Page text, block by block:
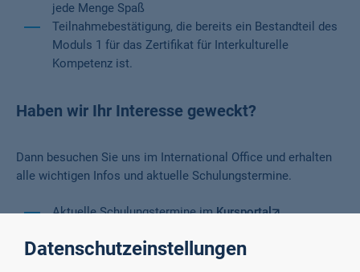
jede Menge Spaß
Teilnahmebestätigung, die bereits ein Bestandteil des
Moduls 1 für das Zertifikat für Interkulturelle
Kompetenz ist.
Haben wir Ihr Interesse geweckt?
Dann besuchen Sie uns im International Office und erhalten
alle wichtigen Infos und aktuelle Schulungstermine.
Aktuelle Schulungstermine imKursportal
Datenschutzeinstellungen